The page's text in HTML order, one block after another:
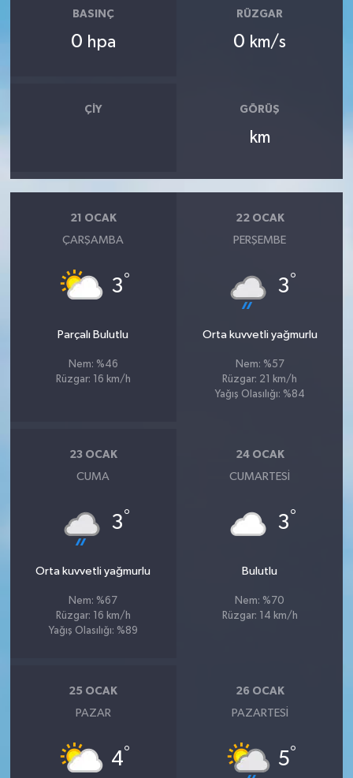
BASINÇ
0 hpa
RÜZGAR
0 km/s
ÇIY GÖRÜŞ
km
21 OCAK
ÇARŞAMBA
3°
Parçalı Bulutlu
Nem: %46
Rüzgar: 16 km/h
22 OCAK
PERŞEMBE
3°
Orta kuvvetli yağmurlu
Nem: %57
Rüzgar: 21 km/h
Yağış Olasılığı: %84
23 OCAK
CUMA
3°
Orta kuvvetli yağmurlu
Nem: %67
Rüzgar: 16 km/h
Yağış Olasılığı: %89
24 OCAK
CUMARTESI
3°
Bulutlu
Nem: %70
Rüzgar: 14 km/h
25 OCAK
PAZAR
4°
26 OCAK
PAZARTESI
5°